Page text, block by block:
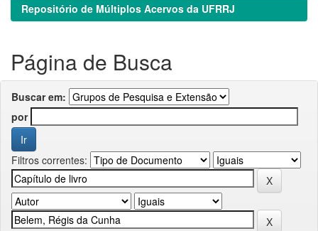
Repositório de Múltiplos Acervos da UFRRJ
Página de Busca
Buscar em:
por
Filtros correntes: